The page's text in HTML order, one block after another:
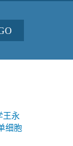
王永
细胞